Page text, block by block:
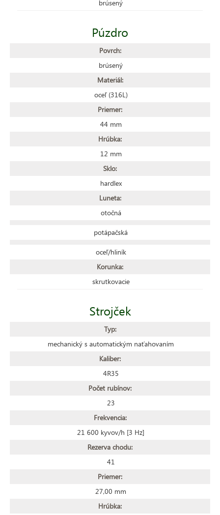
brúsený
Púzdro
Povrch:
brúsený
Materiál:
oceľ (316L)
Priemer:
44 mm
Hrúbka:
12 mm
Sklo:
hardlex
Luneta:
otočná
potápačská
oceľ/hliník
Korunka:
skrutkovacie
Strojček
Typ:
mechanický s automatickým naťahovaním
Kaliber:
4R35
Počet rubínov:
23
Frekvencia:
21 600 kyvov/h [3 Hz]
Rezerva chodu:
41
Priemer:
27,00 mm
Hrúbka: